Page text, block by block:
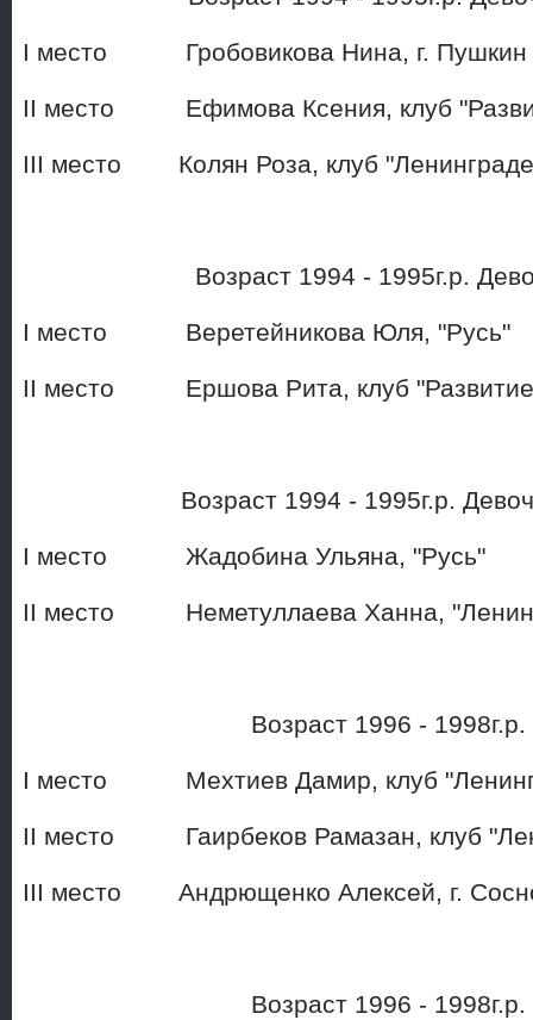
I место Гробовикова
II место Ефимова Ксения,
III место Колян Роза, клуб
Возраст 1994 - 1995г.р.
I место Веретейникова
II место Ершова Рита, клуб
Возраст 1994 - 1995г.р.
I место Жадобина
II место Неметуллаева Ханна,
Возраст 1996 -
I место Мехтиев Дамир,
II место Гаирбеков Рамазан,
III место Андрющенко
Возраст 1996 -